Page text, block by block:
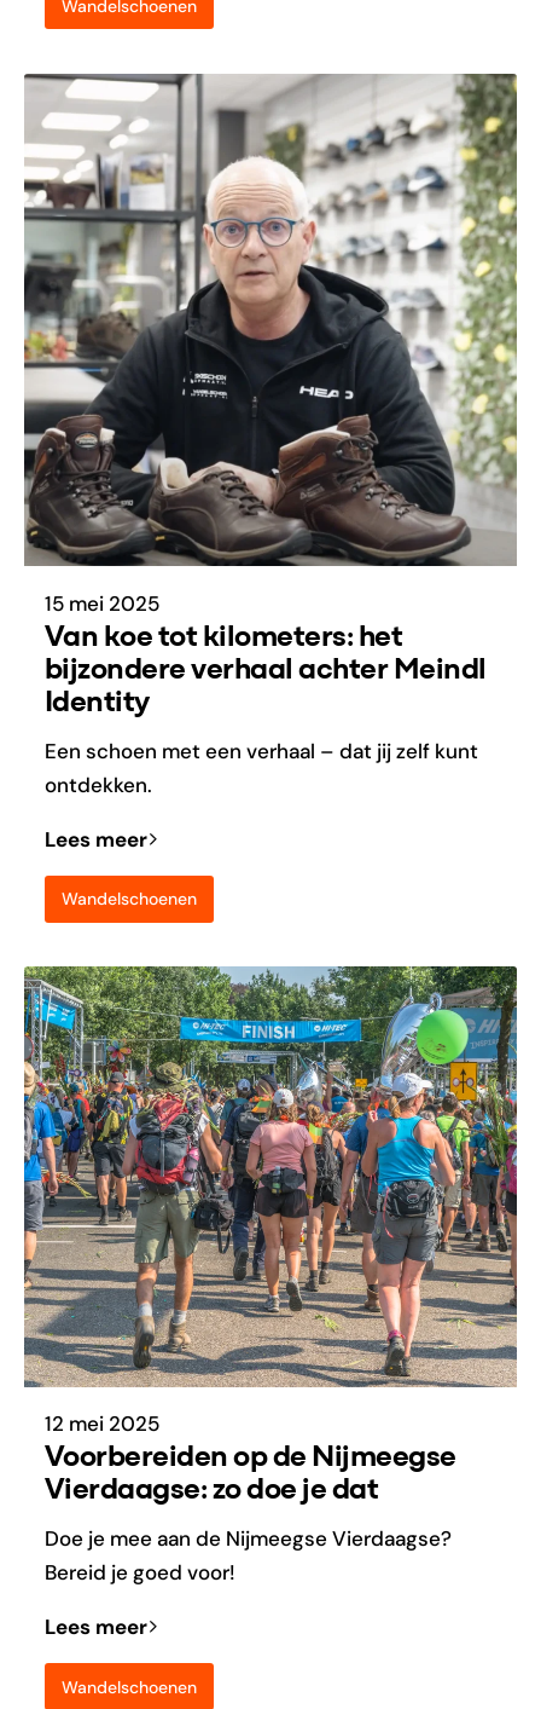
Wandelschoenen
15 mei 2025
Van koe tot kilometers: het
bijzondere verhaal achter Meindl
Identity
Een schoen met een verhaal – dat jij zelf kunt
ontdekken.
Lees meer
Wandelschoenen
12 mei 2025
Voorbereiden op de Nijmeegse
Vierdaagse: zo doe je dat
Doe je mee aan de Nijmeegse Vierdaagse?
Bereid je goed voor!
Lees meer
Wandelschoenen